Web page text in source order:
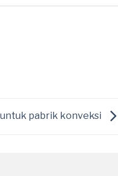
pabrik konveksi